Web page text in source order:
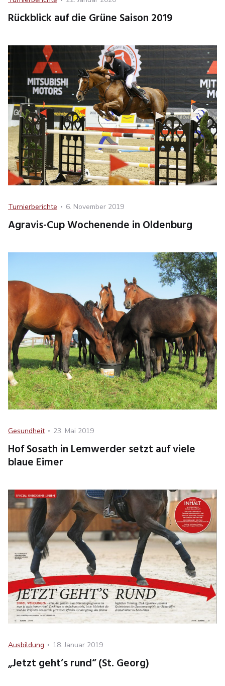
Rückblick auf die Grüne Saison 2019
Category
Turnierberichte
Posted
6. November 2019
Agravis-Cup Wochenende in Oldenburg
Category
Gesundheit
Posted
23. Mai 2019
Hof Sosath in Lemwerder setzt auf viele
blaue Eimer
Category
Ausbildung
Posted
18. Januar 2019
„Jetzt geht’s rund“ (St. Georg)